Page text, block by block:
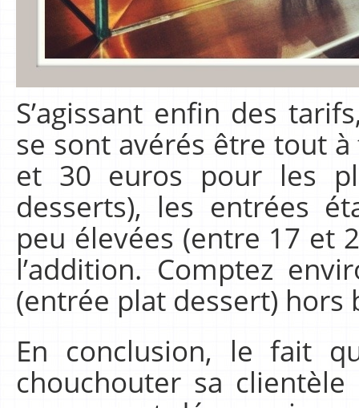
S’agissant enfin des
se sont avérés être tout
et 30 euros pour les
desserts), les entrées
peu élevées (entre 17 et
l’addition. Comptez
(entrée plat dessert) hors
En conclusion, le fait
chouchouter sa